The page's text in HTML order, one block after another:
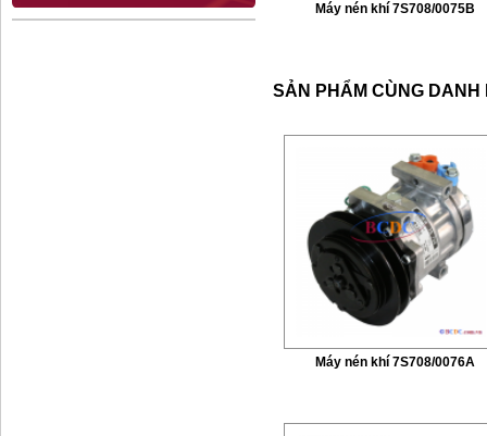
Máy nén khí 7S708/0075B
SẢN PHẨM CÙNG
Máy nén khí 7S708/0076A